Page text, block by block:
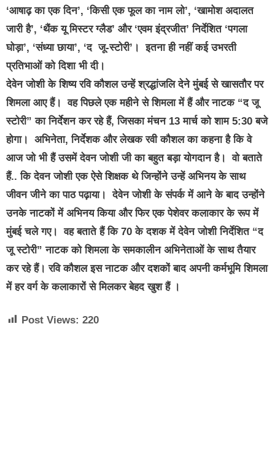
‘आषाढ़ का एक दिन’, ‘किसी एक फूल का नाम लो’, ‘खामोश अदालत
जारी है’, ‘थैंक यू मिस्टर ग्लैड’ और ‘एवम इंद्रजीत’ निर्देशित ‘पगला
घोड़ा’, ‘संध्या छाया’, ‘द जू-स्टोरी’। इतना ही नहीं कई उभरती
प्रतिभाओं को दिशा भी दी।
देवेन जोशी के शिष्य रवि कौशल उन्हें श्रद्धांजलि देने मुंबई से खासतौर पर
शिमला आए हैं। वह पिछले एक महीने से शिमला में हैं और नाटक “द जू
स्टोरी” का निर्देशन कर रहे हैं, जिसका मंचन 13 मार्च को शाम 5:30 बजे
होगा। अभिनेता, निर्देशक और लेखक रवी कौशल का कहना है कि वे
आज जो भी हैं उसमें देवन जोशी जी का बहुत बड़ा योगदान है। वो बताते
हैं.. कि देवन जोशी एक ऐसे शिक्षक थे जिन्होंने उन्हें अभिनय के साथ
जीवन जीने का पाठ पढ़ाया। देवेन जोशी के संपर्क में आने के बाद उन्होंने
उनके नाटकों में अभिनय किया और फिर एक पेशेवर कलाकार के रूप में
मुंबई चले गए। वह बताते हैं कि 70 के दशक में देवेन जोशी निर्देशित “द
जू स्टोरी” नाटक को शिमला के समकालीन अभिनेताओं के साथ तैयार
कर रहे हैं। रवि कौशल इस नाटक और दशकों बाद अपनी कर्मभूमि शिमला
में हर वर्ग के कलाकारों से मिलकर बेहद खुश हैं ।
Post Views: 220